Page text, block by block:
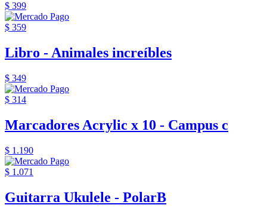
$ 399
$ 359
Libro - Animales increíbles
$ 349
$ 314
Marcadores Acrylic x 10 - Campus c
$ 1.190
$ 1.071
Guitarra Ukulele - PolarB